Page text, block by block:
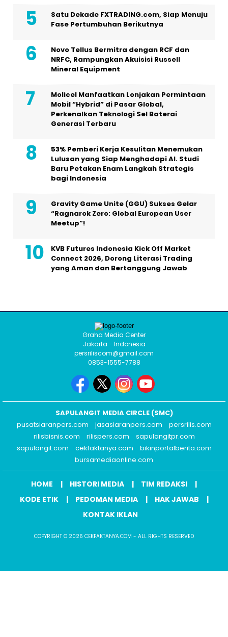
Satu Dekade FXTRADING.com, Siap Menuju
Fase Pertumbuhan Berikutnya
Novo Tellus Bermitra dengan RCF dan
NRFC, Rampungkan Akuisisi Russell
Mineral Equipment
Molicel Manfaatkan Lonjakan Permintaan
Mobil “Hybrid” di Pasar Global,
Perkenalkan Teknologi Sel Baterai
Generasi Terbaru
53% Pemberi Kerja Kesulitan Menemukan
Lulusan yang Siap Menghadapi AI. Studi
Baru Petakan Enam Langkah Strategis
bagi Indonesia
Gravity Game Unite (GGU) Sukses Gelar
“Ragnarok Zero: Global European User
Meetup”!
KVB Futures Indonesia Kick Off Market
Connect 2026, Dorong Literasi Trading
yang Aman dan Bertanggung Jawab
Graha Media Center
Jakarta - Indonesia
persriliscom@gmail.com
0853-1555-7788
SAPULANGIT MEDIA CIRCLE (SMC)
pusatsiaranpers.com
jasasiaranpers.com
persrilis.com
rilisbisnis.com
rilispers.com
sapulangitpr.com
sapulangit.com
cekfaktanya.com
bikinportalberita.com
bursamediaonline.com
HOME HISTORI MEDIA
TIM REDAKSI
KODE ETIK
PEDOMAN MEDIA
HAK JAWAB
KONTAK IKLAN
COPYRIGHT © 2026 CEKFAKTANYA.COM - ALL RIGHTS RESERVED